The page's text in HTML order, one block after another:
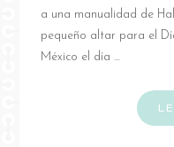
a una manualidad de
pequeño altar para el
México el día …